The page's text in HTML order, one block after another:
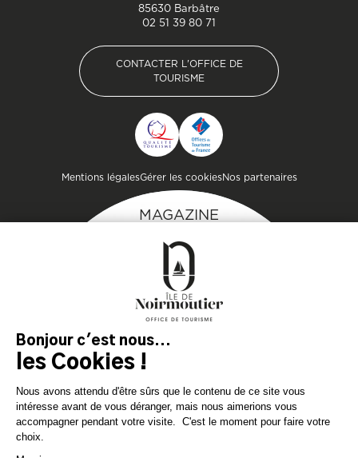
Mentions légalesGérer les cookiesNos partenaires
MAGAZINE
Inspirez-vous et
préparez votre séjour
sur l'île de Noirmoutier !
TÉLÉCHARGEZ
TÉLÉCHARGEZ
85630 Barbâtre
02 51 39 80 71
CONTACTER L'OFFICE DE
TOURISME
CONTACTER L'OFFICE DE
TOURISME